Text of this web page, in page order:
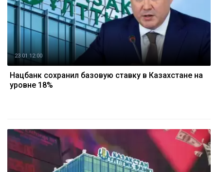
23.01 12:00
Нацбанк сохранил базовую ставку в Казахстане на
уровне 18%